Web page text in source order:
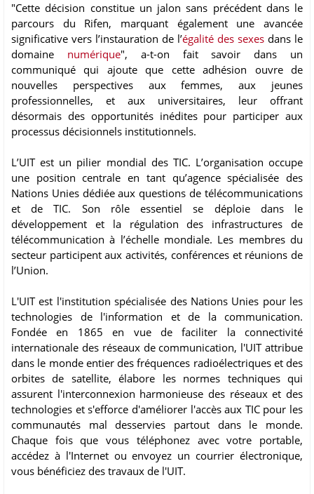
"Cette décision constitue un jalon sans précédent dans le
parcours du Rifen, marquant également une avancée
significative vers l’instauration de l’égalité des sexes dans le
domaine numérique", a-t-on fait savoir dans un
communiqué qui ajoute que cette adhésion ouvre de
nouvelles perspectives aux femmes, aux jeunes
professionnelles, et aux universitaires, leur offrant
désormais des opportunités inédites pour participer aux
processus décisionnels institutionnels.
L’UIT est un pilier mondial des TIC. L’organisation occupe
une position centrale en tant qu’agence spécialisée des
Nations Unies dédiée aux questions de télécommunications
et de TIC. Son rôle essentiel se déploie dans le
développement et la régulation des infrastructures de
télécommunication à l’échelle mondiale. Les membres du
secteur participent aux activités, conférences et réunions de
l’Union.
L'UIT est l'institution spécialisée des Nations Unies pour les
technologies de l'information et de la communication.
Fondée en 1865 en vue de faciliter la connectivité
internationale des réseaux de communication, l'UIT attribue
dans le monde entier des fréquences radioélectriques et des
orbites de satellite, élabore les normes techniques qui
assurent l'interconnexion harmonieuse des réseaux et des
technologies et s'efforce d'améliorer l'accès aux TIC pour les
communautés mal desservies partout dans le monde.
Chaque fois que vous téléphonez avec votre portable,
accédez à l'Internet ou envoyez un courrier électronique,
vous bénéficiez des travaux de l'UIT​.